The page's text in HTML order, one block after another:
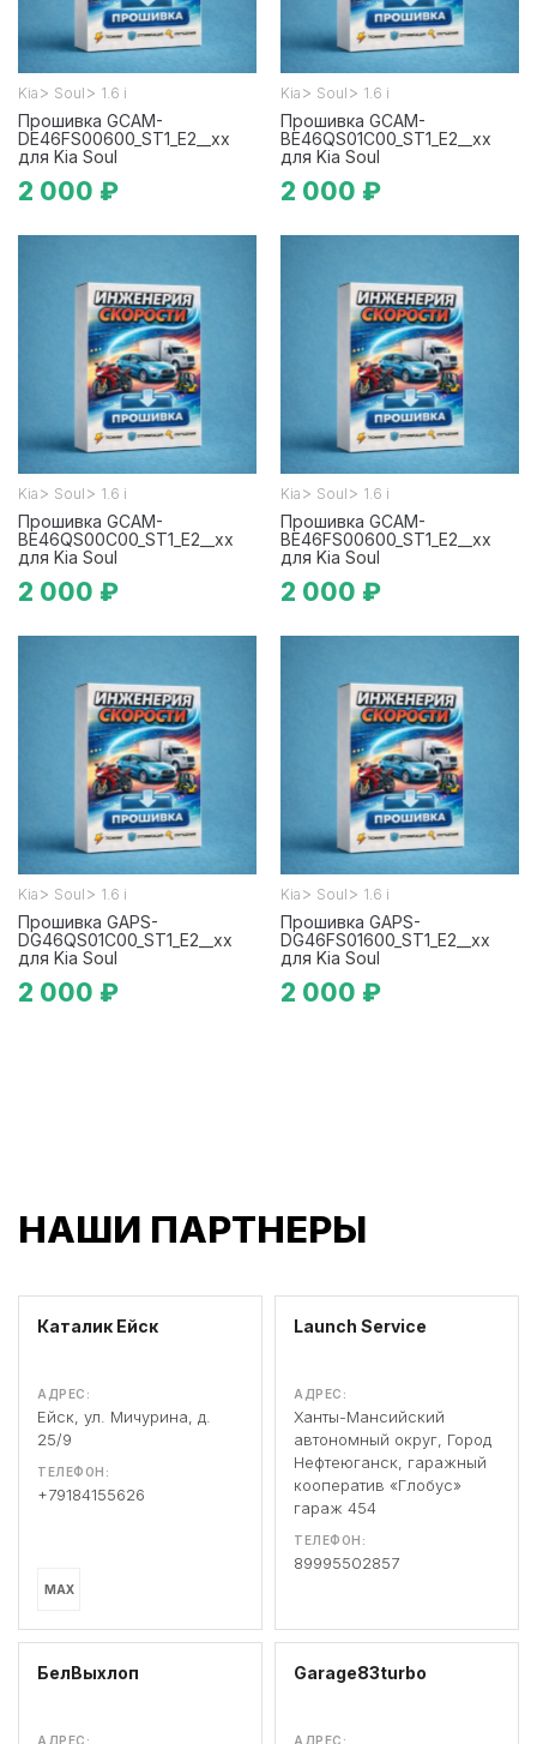
Kia > Soul > 1.6 i
Прошивка GCAM-
DE46FS00600_ST1_E2__xx
для Kia Soul
2 000 ₽
Kia > Soul > 1.6 i
Прошивка GCAM-
BE46QS01C00_ST1_E2__xx
для Kia Soul
2 000 ₽
Kia > Soul > 1.6 i
Прошивка GCAM-
BE46QS00C00_ST1_E2__xx
для Kia Soul
2 000 ₽
Kia > Soul > 1.6 i
Прошивка GCAM-
BE46FS00600_ST1_E2__xx
для Kia Soul
2 000 ₽
Kia > Soul > 1.6 i
Прошивка GAPS-
DG46QS01C00_ST1_E2__xx
для Kia Soul
2 000 ₽
Kia > Soul > 1.6 i
Прошивка GAPS-
DG46FS01600_ST1_E2__xx
для Kia Soul
2 000 ₽
НАШИ ПАРТНЕРЫ
Каталик Ейск
АДРЕС:
Ейск, ул. Мичурина, д.
25/9
ТЕЛЕФОН:
+79184155626
MAX
Launch Service
АДРЕС:
Ханты-Мансийский
автономный округ, Город
Нефтеюганск, гаражный
кооператив «Глобус»
гараж 454
ТЕЛЕФОН:
89995502857
БелВыхлоп
АДРЕС:
Garage83turbo
АДРЕС: